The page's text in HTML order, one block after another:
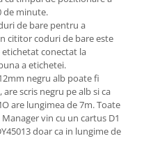
de minute.
de bare pentru a
cititor coduri de bare este
conectat la
a etichetei.
negru alb poate fi
scris negru pe alb si ca
are lungimea de 7m. Toate
vin cu un cartus D1
doar ca in lungime de